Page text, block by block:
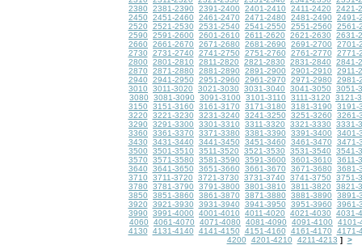
2380
2381-2390 2391-2400 2401-2410 2411-2420
2421-
2450
2451-2460 2461-2470 2471-2480 2481-2490
2491-
2520
2521-2530 2531-2540 2541-2550 2551-2560
2561-
2590
2591-2600 2601-2610 2611-2620 2621-2630
2631-
2660
2661-2670 2671-2680 2681-2690 2691-2700
2701-
2730
2731-2740 2741-2750 2751-2760 2761-2770
2771-
2800
2801-2810 2811-2820 2821-2830 2831-2840
2841-
2870
2871-2880 2881-2890 2891-2900 2901-2910
2911-
2940
2941-2950 2951-2960 2961-2970 2971-2980
2981-
3010
3011-3020 3021-3030 3031-3040 3041-3050
3051-
3080
3081-3090 3091-3100 3101-3110 3111-3120
3121-
3150
3151-3160 3161-3170 3171-3180 3181-3190
3191-
3220
3221-3230 3231-3240 3241-3250 3251-3260
3261-
3290
3291-3300 3301-3310 3311-3320 3321-3330
3331-
3360
3361-3370 3371-3380 3381-3390 3391-3400
3401-
3430
3431-3440 3441-3450 3451-3460 3461-3470
3471-
3500
3501-3510 3511-3520 3521-3530 3531-3540
3541-
3570
3571-3580 3581-3590 3591-3600 3601-3610
3611-
3640
3641-3650 3651-3660 3661-3670 3671-3680
3681-
3710
3711-3720 3721-3730 3731-3740 3741-3750
3751-
3780
3781-3790 3791-3800 3801-3810 3811-3820
3821-
3850
3851-3860 3861-3870 3871-3880 3881-3890
3891-
3920
3921-3930 3931-3940 3941-3950 3951-3960
3961-
3990
3991-4000 4001-4010 4011-4020 4021-4030
4031-
4060
4061-4070 4071-4080 4081-4090 4091-4100
4101-
4130
4131-4140 4141-4150 4151-4160 4161-4170
4171-
4200
4201-4210 4211-4213 ] >